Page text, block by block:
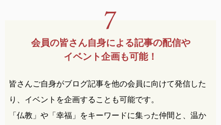
会員の皆さん自身による記事の配信や
イベント企画も可能！
皆さんご自身がブログ記事を他の会員に向けて発信した
り、イベントを企画することも可能です。
「仏教」や「幸福」をキーワードに集った仲間と、温か